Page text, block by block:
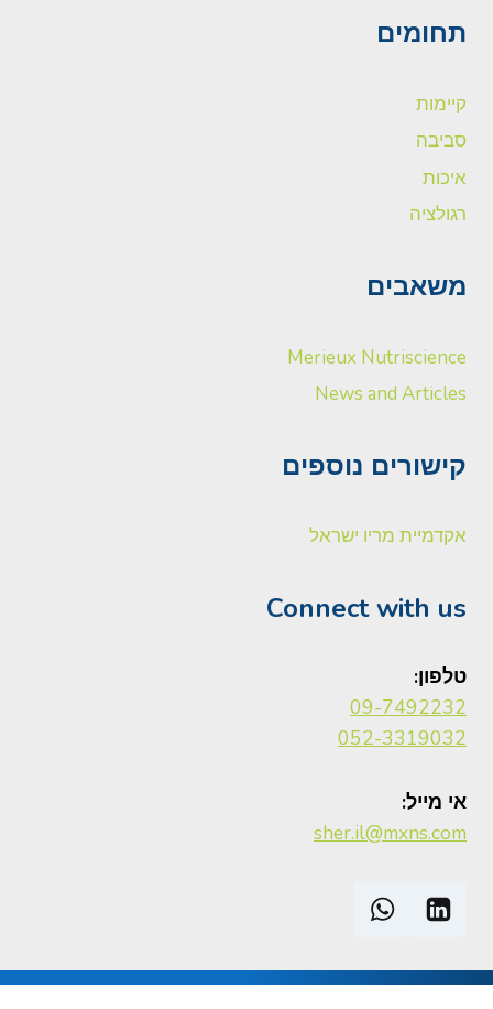
תחומים
קיימות
סביבה
איכות
רגולציה
משאבים
Merieux Nutriscience
News and Articles
קישורים נוספים
אקדמיית מריו ישראל
Connect with us
טלפון:
09-7492232
052-3319032
אי מייל:
sher.il@mxns.com